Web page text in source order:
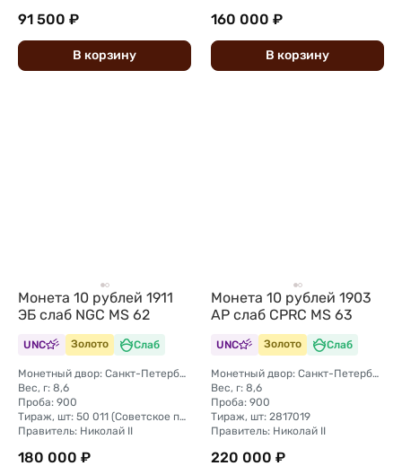
91 500 ₽
В корзину
160 000 ₽
В корзину
Монета 10 рублей 1911
ЭБ слаб NGC MS 62
UNC Золото Слаб
Монетный двор: Санкт-Петербургский монетный двор
Вес, г: 8,6
Проба: 900
Тираж, шт: 50 011 (Советское правительство с декабря 1925 г. по март 1926 г. отчеканило 2 011 000 10-ти рублевого достоинства царского образца, предположительно штемпелями 1911 г.)
Правитель: Николай II
180 000 ₽
Монета 10 рублей 1903
АР слаб CPRC MS 63
UNC Золото Слаб
Монетный двор: Санкт-Петербургский монетный двор
Вес, г: 8,6
Проба: 900
Тираж, шт: 2817019
Правитель: Николай II
220 000 ₽